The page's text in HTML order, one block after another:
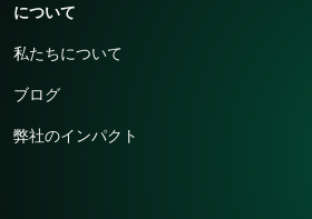
について
私たちについて
ブログ
弊社のインパクト